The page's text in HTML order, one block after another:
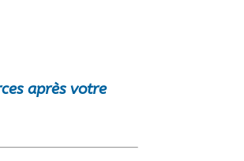
après votre